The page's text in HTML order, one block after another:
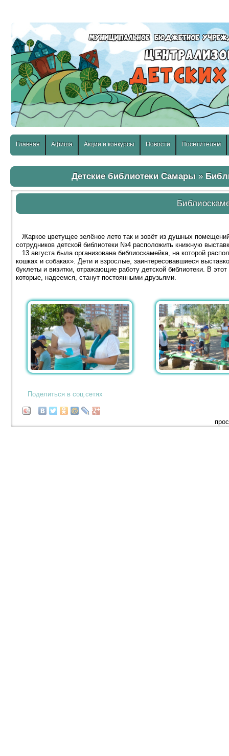
Главная Афиша Акции и конкурсы Новости Посетителям
Детские библиотеки Самары »
Жаркое цветущее зелёное лето так и зовёт из душных
сотрудников детской библиотеки №4 расположить книжную
13 августа была организована библиоскамейка, на которой
кошках и собаках». Дети и взрослые, заинтересовавшиеся
буклеты и визитки, отражающие работу детской библиотеки. В
которые, надеемся, станут постоянными друзьями.
Поделиться в соц.сетях